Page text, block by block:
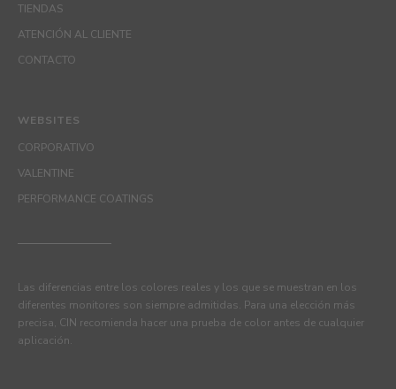
TIENDAS
ATENCIÓN AL CLIENTE
CONTACTO
WEBSITES
CORPORATIVO
VALENTINE
PERFORMANCE COATINGS
Las diferencias entre los colores reales y los que se muestran en los
diferentes monitores son siempre admitidas. Para una elección más
precisa, CIN recomienda hacer una prueba de color antes de cualquier
aplicación.